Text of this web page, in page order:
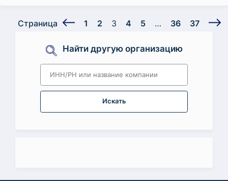
Страница 1 2 3 4 5 … 36 37
Найти другую организацию
Искать